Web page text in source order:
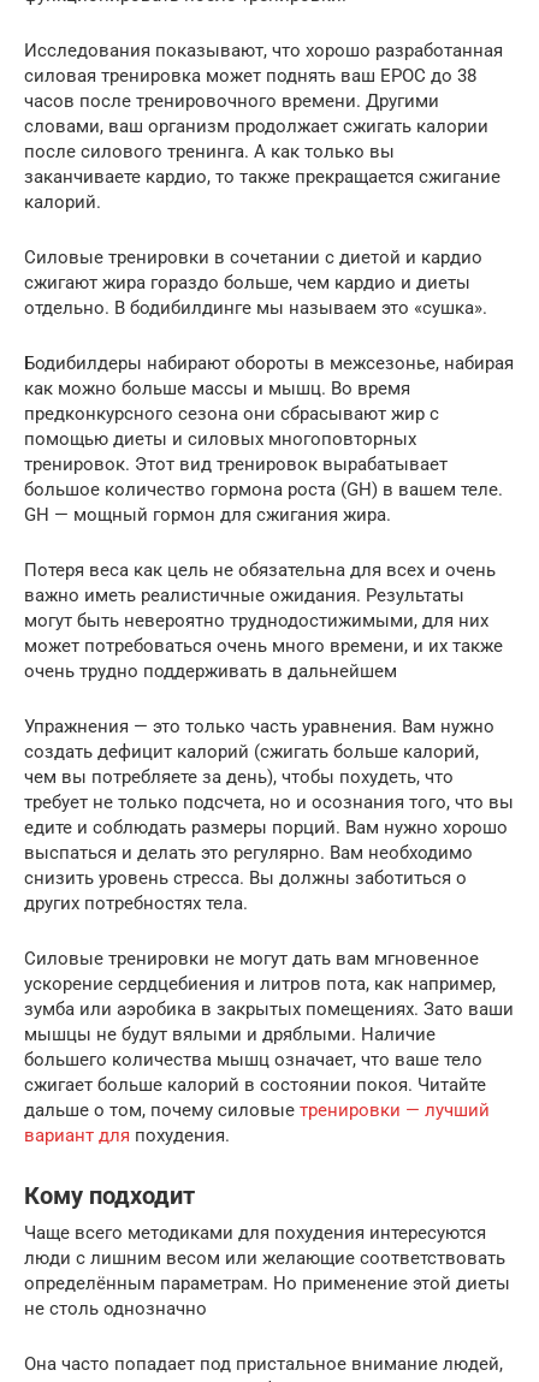
Исследования показывают, что хорошо разработанная
силовая тренировка может поднять ваш EPOC до 38
часов после тренировочного времени. Другими
словами, ваш организм продолжает сжигать калории
после силового тренинга. А как только вы
заканчиваете кардио, то также прекращается сжигание
калорий.
Силовые тренировки в сочетании с диетой и кардио
сжигают жира гораздо больше, чем кардио и диеты
отдельно. В бодибилдинге мы называем это «сушка».
Бодибилдеры набирают обороты в межсезонье, набирая
как можно больше массы и мышц. Во время
предконкурсного сезона они сбрасывают жир с
помощью диеты и силовых многоповторных
тренировок. Этот вид тренировок вырабатывает
большое количество гормона роста (GH) в вашем теле.
GH — мощный гормон для сжигания жира.
Потеря веса как цель не обязательна для всех и очень
важно иметь реалистичные ожидания. Результаты
могут быть невероятно труднодостижимыми, для них
может потребоваться очень много времени, и их также
очень трудно поддерживать в дальнейшем
Упражнения — это только часть уравнения. Вам нужно
создать дефицит калорий (сжигать больше калорий,
чем вы потребляете за день), чтобы похудеть, что
требует не только подсчета, но и осознания того, что вы
едите и соблюдать размеры порций. Вам нужно хорошо
выспаться и делать это регулярно. Вам необходимо
снизить уровень стресса. Вы должны заботиться о
других потребностях тела.
Силовые тренировки не могут дать вам мгновенное
ускорение сердцебиения и литров пота, как например,
зумба или аэробика в закрытых помещениях. Зато ваши
мышцы не будут вялыми и дряблыми. Наличие
большего количества мышц означает, что ваше тело
сжигает больше калорий в состоянии покоя. Читайте
дальше о том, почему силовые тренировки — лучший
вариант для похудения.
Кому подходит
Чаще всего методиками для похудения интересуются
люди с лишним весом или желающие соответствовать
определённым параметрам. Но применение этой диеты
не столь однозначно
Она часто попадает под пристальное внимание людей,